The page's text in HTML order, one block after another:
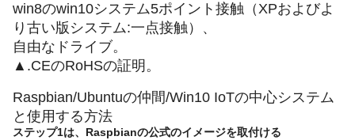
win8のwin10システム5ポイント接触（XPおよびよ
り古い版システム:一点接触）、
自由なドライブ。
▲.CEのRoHSの証明。
Raspbian/Ubuntuの仲間/Win10 IoTの中心システム
と使用する方法
ステップ1は、Raspbianの公式のイメージを取付ける